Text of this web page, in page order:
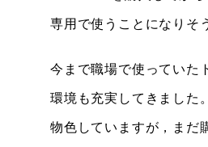
専用で使うことになりそ
今まで職場で使っていた
環境も充実してきました
物色していますが，まだ